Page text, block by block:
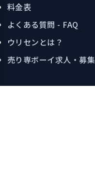
料金表
よくある質問 - FAQ
ウリセンとは？
売り専ボーイ求人・募集